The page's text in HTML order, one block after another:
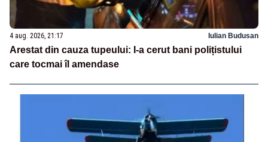
4 aug. 2026, 21:17 Iulian Budusan
Arestat din cauza tupeului: I-a cerut bani polițistului
care tocmai îl amendase